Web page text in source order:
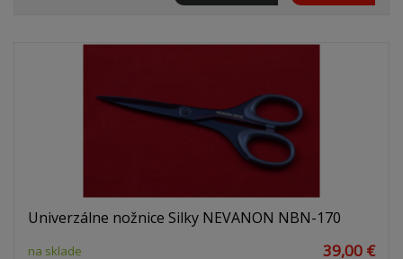
Univerzálne nožnice Silky NEVANON NBN-170
na sklade 39,00 €